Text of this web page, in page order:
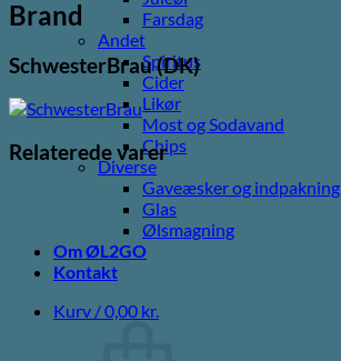
Farsdag
Andet
Spiritus
Cider
Likør
Most og Sodavand
Chips
Diverse
Gaveæsker og indpakning
Glas
Ølsmagning
Om ØL2GO
Kontakt
Kurv /0,00 kr.
Brand
SchwesterBrau (DK)
Relaterede varer